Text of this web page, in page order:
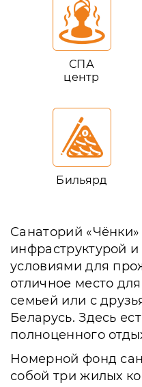
СПА
центр
Бильярд
Санаторий
инфраструктурой
условиями для
отличное место
семьей или с
Беларусь. Здесь
полноценного
Номерной фонд
собой три жилых